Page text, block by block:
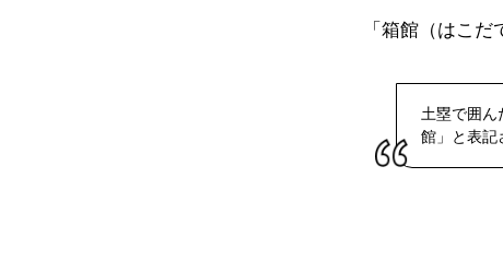
「箱館（はこだ
土塁で囲ん
館」と表記